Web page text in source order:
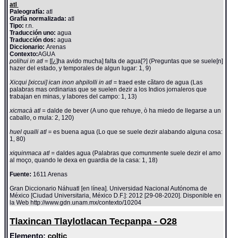
atl
Paleografía: atl
Grafía normalizada: atl
Tipo: r.n.
Traducción uno: agua
Traducción dos: agua
Diccionario:Arenas
Contexto:AGUA
polihui in atl= [[¿]ha avido mucha] falta de agua[?] (Preguntas que se suele[n]
hazer del estado, y temporales de algun lugar: 1, 9)
Xicqui [xiccui] ican inon ahpilolli in atl= traed este cãtaro de agua (Las
palabras mas ordinarias que se suelen dezir a los Indios jornaleros que
trabajan en minas, y labores del campo: 1, 13)
xicmacà atl= dalde de bever (A uno que rehuye, ò ha miedo de llegarse a un
caballo, o mula: 2, 120)
huel qualli atl= es buena agua (Lo que se suele dezir alabando alguna cosa:
1, 80)
xiquinmaca atl= daldes agua (Palabras que comunmente suele dezir el amo
al moço, quando le dexa en guardia de la casa: 1, 18)
Fuente: 1611 Arenas
Gran Diccionario Náhuatl [en línea]. Universidad Nacional Autónoma de
México [Ciudad Universitaria, México D.F.]: 2012 [29-08-2020]. Disponible en
la Web http://www.gdn.unam.mx/contexto/10204
Tlaxincan Tlaylotlacan Tecpanpa - O28
Elemento:coltic